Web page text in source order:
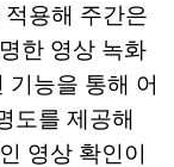
적용해 주간은
한 영상 녹화
기능을 통해 어
도를 제공해
영상 확인이